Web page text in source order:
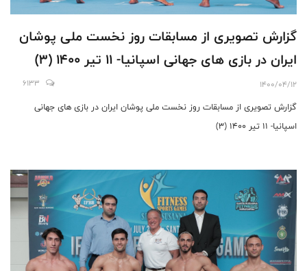
گزارش تصویری از مسابقات روز نخست ملی پوشان
ایران در بازی های جهانی اسپانیا- 11 تیر 1400 (3)
1400/04/12
6133
گزارش تصویری از مسابقات روز نخست ملی پوشان ایران در بازی های جهانی
اسپانیا- 11 تیر 1400 (3)